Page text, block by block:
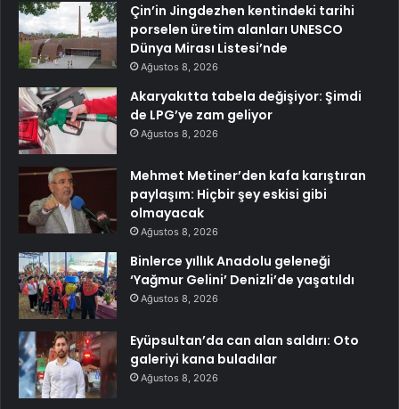
Çin’in Jingdezhen kentindeki tarihi
porselen üretim alanları UNESCO
Dünya Mirası Listesi’nde
Ağustos 8, 2026
Akaryakıtta tabela değişiyor: Şimdi
de LPG’ye zam geliyor
Ağustos 8, 2026
Mehmet Metiner’den kafa karıştıran
paylaşım: Hiçbir şey eskisi gibi
olmayacak
Ağustos 8, 2026
Binlerce yıllık Anadolu geleneği
‘Yağmur Gelini’ Denizli’de yaşatıldı
Ağustos 8, 2026
Eyüpsultan’da can alan saldırı: Oto
galeriyi kana buladılar
Ağustos 8, 2026